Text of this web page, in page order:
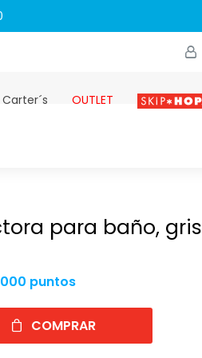
OUTLET Skip-hop
para baño, gris
puntos
COMPRAR